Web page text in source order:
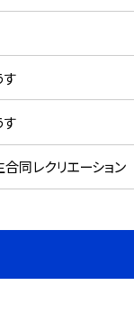
す
す
同レクリエーション